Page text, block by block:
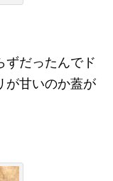
ずだったんでド
が甘いのか蓋が